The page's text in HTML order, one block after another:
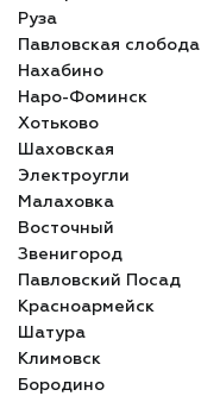
Руза
Павловская слобода
Нахабино
Наро-Фоминск
Хотьково
Шаховская
Электроугли
Малаховка
Восточный
Звенигород
Павловский Посад
Красноармейск
Шатура
Климовск
Бородино